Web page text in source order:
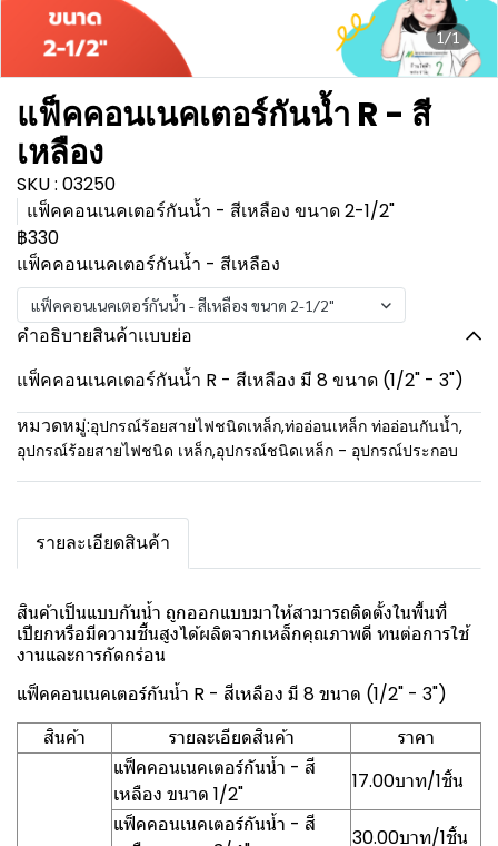
1/1
แฟ็คคอนเนคเตอร์กันน้ำ R - สี
เหลือง
SKU : 03250
แฟ็คคอนเนคเตอร์กันน้ำ - สีเหลือง ขนาด 2-1/2"
฿330
แฟ็คคอนเนคเตอร์กันน้ำ - สีเหลือง
แฟ็คคอนเนคเตอร์กันน้ำ - สีเหลือง ขนาด 2-1/2"
คำอธิบายสินค้าแบบย่อ
แฟ็คคอนเนคเตอร์กันน้ำ R - สีเหลือง มี 8 ขนาด (1/2" - 3")
หมวดหมู่:อุปกรณ์ร้อยสายไฟชนิดเหล็ก,ท่ออ่อนเหล็ก ท่ออ่อนกันน้ำ,
อุปกรณ์ร้อยสายไฟชนิด เหล็ก,อุปกรณ์ชนิดเหล็ก - อุปกรณ์ประกอบ
รายละเอียดสินค้า
สินค้าเป็นแบบกันน้ำ ถูกออกแบบมาให้สามารถติดตั้งในพื้นที่
เปียกหรือมีความชื้นสูงได้ผลิตจากเหล็กคุณภาพดี ทนต่อการใช้
งานและการกัดกร่อน
แฟ็คคอนเนคเตอร์กันน้ำ R - สีเหลือง มี 8 ขนาด (1/2" - 3")
สินค้า
รายละเอียดสินค้า
ราคา
แฟ็คคอนเนคเตอร์กันน้ำ - สี
เหลือง ขนาด 1/2"
17.00บาท/1ชิ้น
แฟ็คคอนเนคเตอร์กันน้ำ - สี
30.00บาท/1ชิ้น